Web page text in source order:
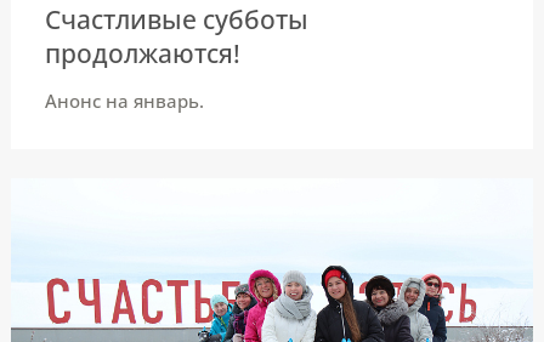
Счастливые субботы
продолжаются!
Анонс на январь.